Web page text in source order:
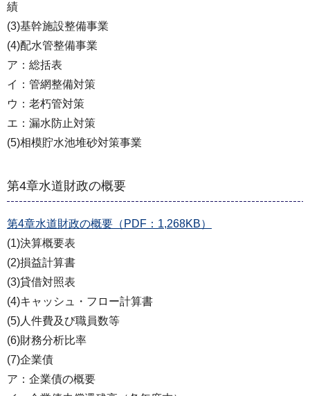
績
(3)基幹施設整備事業
(4)配水管整備事業
ア：総括表
イ：管網整備対策
ウ：老朽管対策
エ：漏水防止対策
(5)相模貯水池堆砂対策事業
第4章水道財政の概要
第4章水道財政の概要（PDF：1,268KB）
(1)決算概要表
(2)損益計算書
(3)貸借対照表
(4)キャッシュ・フロー計算書
(5)人件費及び職員数等
(6)財務分析比率
(7)企業債
ア：企業債の概要